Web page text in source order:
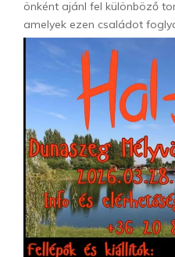
önként ajánl fel különböző
amelyek ezen családot